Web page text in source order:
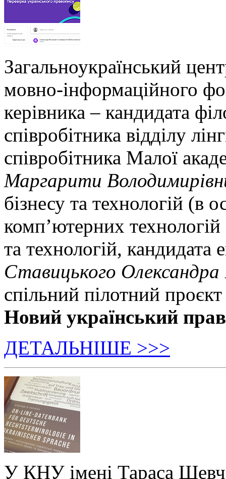
Загальноукраїнський
мовно-інформаційного
керівника – кандидата
співробітника відділу
співробітника Малої
Маргарити
бізнесу та технологій (в
комп’ютерних технологій
та технологій, кандидата
Ставицького Олександра
спільний пілотний
Новий український
ДЕТАЛЬНІШЕ >>>
У КНУ імені Тараса